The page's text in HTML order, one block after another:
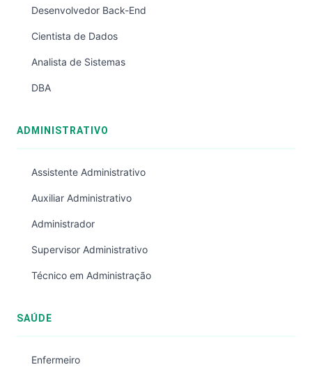
Desenvolvedor Back-End
Cientista de Dados
Analista de Sistemas
DBA
ADMINISTRATIVO
Assistente Administrativo
Auxiliar Administrativo
Administrador
Supervisor Administrativo
Técnico em Administração
SAÚDE
Enfermeiro